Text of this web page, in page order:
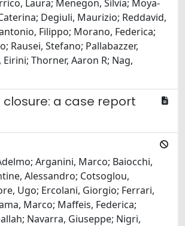
Laura; Menegon, Silvia; Moya-
Degiuli, Maurizio; Reddavid,
Filippo; Morano, Federica;
Rausei, Stefano; Pallabazzer,
Thorner, Aaron R; Nag,
a case report
Arganini, Marco; Baiocchi,
Alessandro; Cotsoglou,
Ugo; Ercolani, Giorgio; Ferrari,
Marco; Maffeis, Federica;
Navarra, Giuseppe; Nigri,